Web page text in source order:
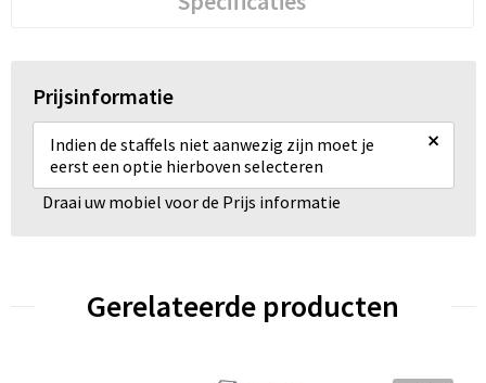
Prijsinformatie
Indien de staffels niet aanwezig zijn moet je
eerst een optie hierboven selecteren
×
Draai uw mobiel voor de Prijs informatie
Gerelateerde producten